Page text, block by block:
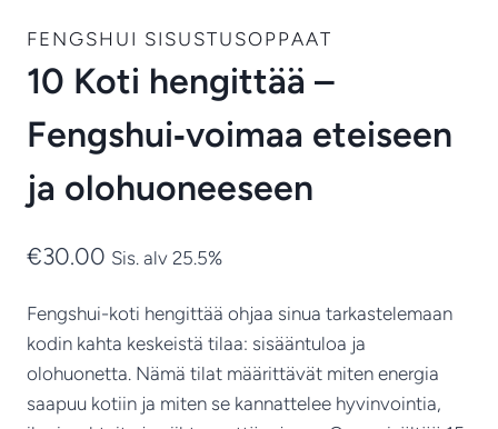
FENGSHUI SISUSTUSOPPAAT
10 Koti hengittää –
Fengshui‑voimaa eteiseen
ja olohuoneeseen
€30.00 Sis. alv 25.5%
Fengshui-koti hengittää ohjaa sinua tarkastelemaan
kodin kahta keskeistä tilaa: sisääntuloa ja
olohuonetta. Nämä tilat määrittävät miten energia
saapuu kotiin ja miten se kannattelee hyvinvointia,